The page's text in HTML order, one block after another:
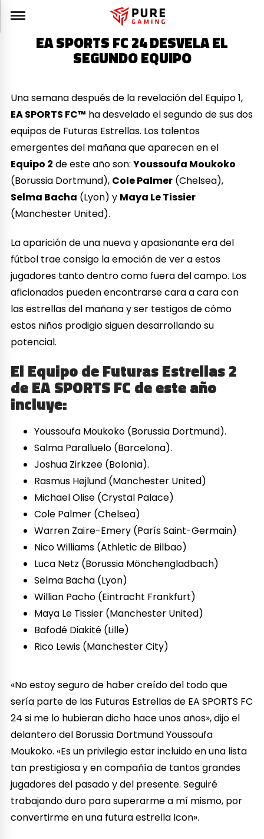
EA SPORTS FC 24 DESVELA EL
SEGUNDO EQUIPO
Una semana después de la revelación del Equipo 1,
EA SPORTS FC™ ha desvelado el segundo de sus dos
equipos de Futuras Estrellas. Los talentos
emergentes del mañana que aparecen en el
Equipo 2 de este año son:Youssoufa Moukoko
(Borussia Dortmund), Cole Palmer (Chelsea),
Selma Bacha (Lyon) y Maya Le Tissier
(Manchester United).
La aparición de una nueva y apasionante era del
fútbol trae consigo la emoción de ver a estos
jugadores tanto dentro como fuera del campo. Los
aficionados pueden encontrarse cara a cara con
las estrellas del mañana y ser testigos de cómo
estos niños prodigio siguen desarrollando su
potencial.
El Equipo de Futuras Estrellas 2
deEA SPORTS FC de este año
incluye:
Youssoufa Moukoko (Borussia Dortmund).
Salma Paralluelo (Barcelona).
Joshua Zirkzee (Bolonia).
Rasmus Højlund (Manchester United)
Michael Olise (Crystal Palace)
Cole Palmer (Chelsea)
Warren Zaïre-Emery (París Saint-Germain)
Nico Williams (Athletic de Bilbao)
Luca Netz (Borussia Mönchengladbach)
Selma Bacha (Lyon)
Willian Pacho (Eintracht Frankfurt)
Maya Le Tissier (Manchester United)
Bafodé Diakité (Lille)
Rico Lewis (Manchester City)
«No estoy seguro de haber creído del todo que
sería parte de las Futuras Estrellas de EA SPORTS FC
24 si me lo hubieran dicho hace unos años», dijo el
delantero del Borussia Dortmund Youssoufa
Moukoko. «Es un privilegio estar incluido en una lista
tan prestigiosa y en compañía de tantos grandes
jugadores del pasado y del presente. Seguiré
trabajando duro para superarme a mí mismo, por
convertirme en una futura estrella Icon».